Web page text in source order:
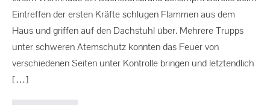
Eintreffen der ersten Kräfte schlugen Flammen aus dem
Haus und griffen auf den Dachstuhl über. Mehrere Trupps
unter schweren Atemschutz konnten das Feuer von
verschiedenen Seiten unter Kontrolle bringen und letztendlich
[…]